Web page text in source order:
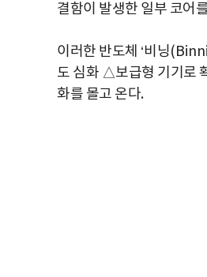
결함이 발생한 일부 코어
이러한 반도체 ‘비닝
도 심화 △보급형 기기로
화를 몰고 온다.